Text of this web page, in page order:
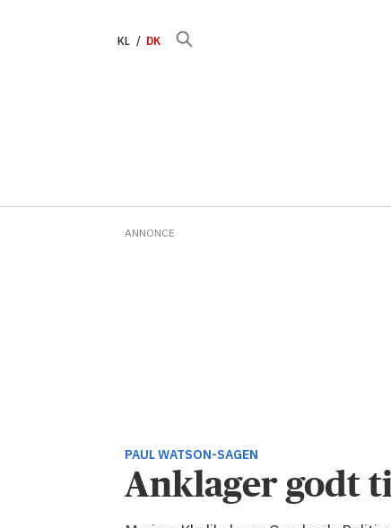
KL DK
ANNONCE
PAUL WATSON-SAGEN
Anklager godt